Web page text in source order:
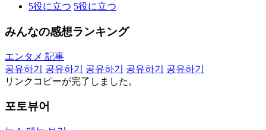
5役に立つ 5役に立つ
みんなの感想ランキング
エンタメ 記事
공유하기
공유하기 공유하기 공유하기
공유하기
リンクコピーが完了しました。
포토뷰어